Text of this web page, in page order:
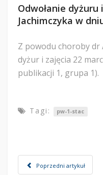
Odwołanie
Jachimczyka w
Z powodu choroby dr
dyżur i zajęcia 22
publikacji 1, grupa 1).
Tagi: pw-1-stac
Poprzedni artykuł